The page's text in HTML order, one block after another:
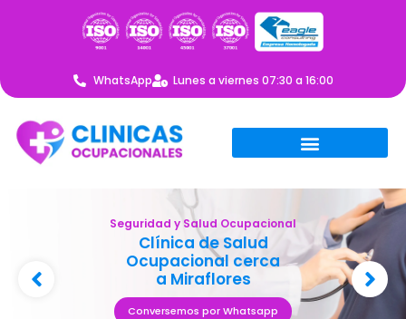
WhatsApp Lunes a viernes 07:30 a 16:00
Seguridad y Salud Ocupacional
Clínica de Salud
Ocupacional cerca
a Miraflores
Conversemos por Whatsapp